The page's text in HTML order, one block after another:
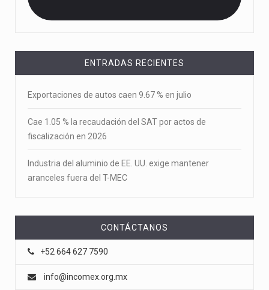
ENTRADAS RECIENTES
Exportaciones de autos caen 9.67 % en julio
Cae 1.05 % la recaudación del SAT por actos de
fiscalización en 2026
Industria del aluminio de EE. UU. exige mantener
aranceles fuera del T-MEC
CONTÁCTANOS
+52 664 627 7590
info@incomex.org.mx